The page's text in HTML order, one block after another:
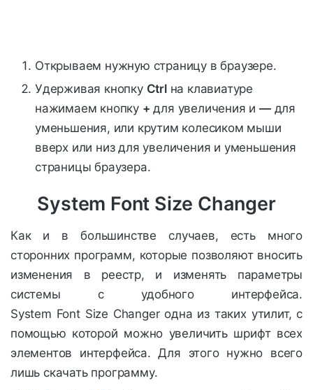
Открываем нужную страницу в браузере.
Удерживая кнопку Ctrlна клавиатуре
нажимаем кнопку + для увеличения и—для
уменьшения, или крутим колесиком мыши
вверх или низ для увеличения и уменьшения
страницы браузера.
System Font Size Changer
Как и в большинстве случаев, есть много
сторонних программ, которые позволяют вносить
изменения в реестр, и изменять параметры
системы с удобного интерфейса.
System Font Size Changer одна из таких утилит, с
помощью которой можно увеличить шрифт всех
элементов интерфейса. Для этого нужно всего
лишь скачать программу.